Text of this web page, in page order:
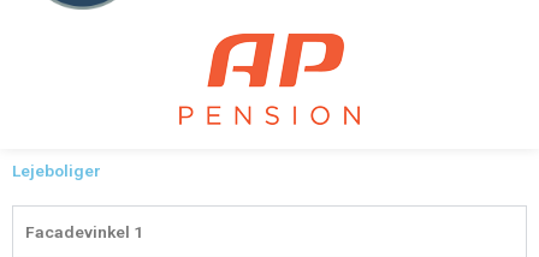
Lejeboliger
Facadevinkel 1